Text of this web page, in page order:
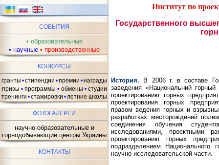
СОБЫТИЯ
• образовательные
• научные • производственные
КОНКУРСЫ
гранты •стипендии •премии •награды
призы • программы • обмены • студии
тренинги •стажировки •летние школы
ФОТОГАЛЕРЕИ
научно-образовательные и
горнодобывающие центры Украины
КОНТАКТЫ
Институт по
Государственного
История. В 2006 г. в составе
заведения «Национальний
проектированию горных
проектирования горных
правом ведения горных и
разработках месторождений
соединения обучения
исследованиями, проектными
проектированию горных
подразделением Национального
научно-исследовательской части.